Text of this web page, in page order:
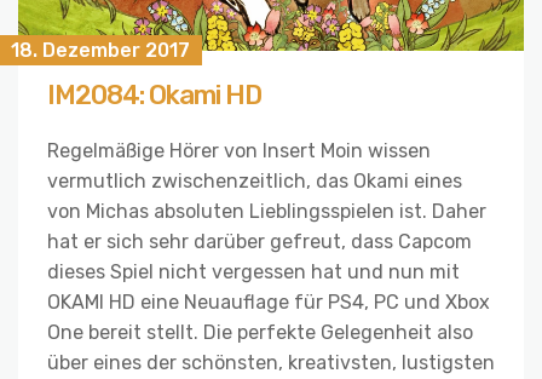
18. Dezember 2017
IM2084: Okami HD
Regelmäßige Hörer von Insert Moin wissen
vermutlich zwischenzeitlich, das Okami eines
von Michas absoluten Lieblingsspielen ist. Daher
hat er sich sehr darüber gefreut, dass Capcom
dieses Spiel nicht vergessen hat und nun mit
OKAMI HD eine Neuauflage für PS4, PC und Xbox
One bereit stellt. Die perfekte Gelegenheit also
über eines der schönsten, kreativsten, lustigsten